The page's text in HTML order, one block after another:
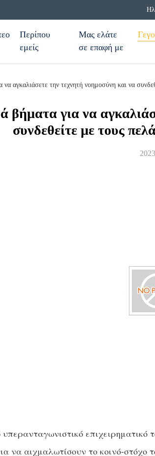
Περίπου
εμείς
Μας ελάτε
σε επαφή με
να αγκαλιάσετε την τεχνητή νοημοσύνη και να
βήματα για να
συνδεθείτε με τους
επιχειρηματικό
να αιχμαλωτίσουν το κοινό-